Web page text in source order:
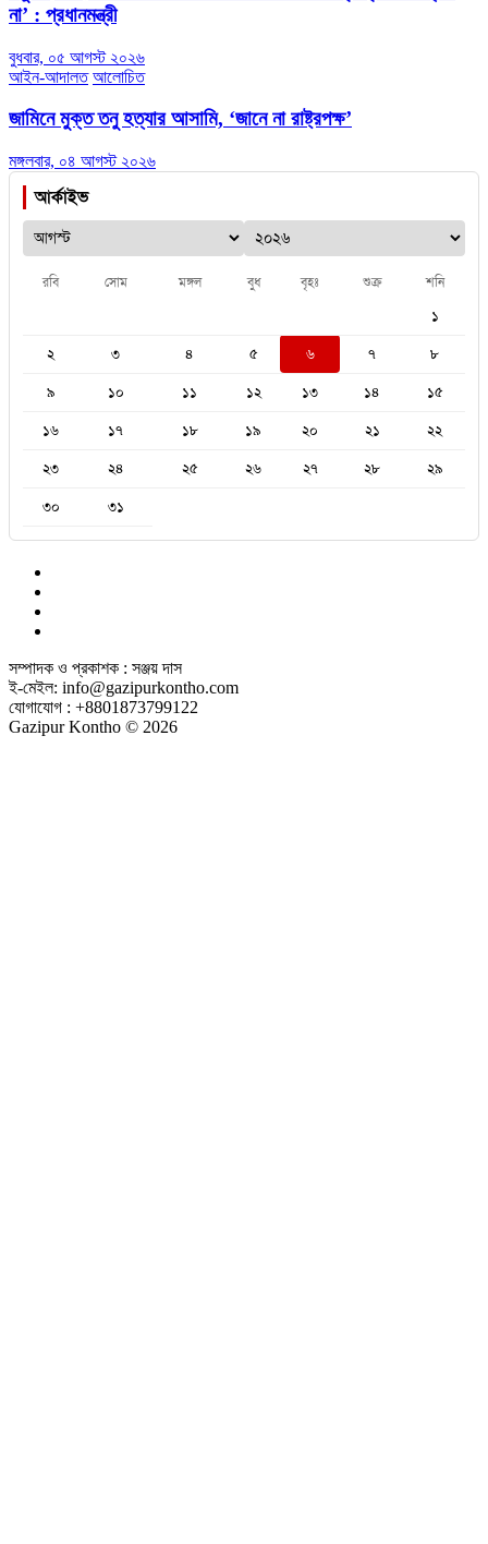
না’ : প্রধানমন্ত্রী
বুধবার, ০৫ আগস্ট ২০২৬
আইন-আদালত আলোচিত
জামিনে মুক্ত তনু হত্যার আসামি, ‘জানে না রাষ্ট্রপক্ষ’
মঙ্গলবার, ০৪ আগস্ট ২০২৬
আর্কাইভ
রবি সোম মঙ্গল বুধ বৃহঃ শুক্র শনি
১
২
৩ ৪ ৫ ৬ ৭
৮
৯
১০ ১১ ১২ ১৩ ১৪
১৫
১৬
১৭ ১৮ ১৯ ২০ ২১
২২
২৩
২৪ ২৫ ২৬ ২৭ ২৮
২৯
৩০
৩১
সম্পাদক ও প্রকাশক : সঞ্জয় দাস
ই-মেইল: info@gazipurkontho.com
যোগাযোগ : +8801873799122
Gazipur Kontho © 2026